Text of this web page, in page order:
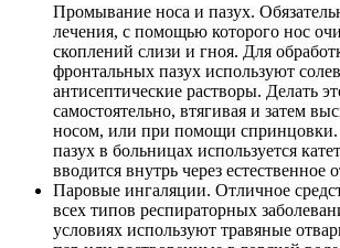
Промывание носа и пазух.
лечения, с помощью которого нос
скоплений слизи и гноя. Для
фронтальных пазух используют
антисептические растворы. Делать
самостоятельно, втягивая и затем
носом, или при помощи
пазух в больницах используется
вводится внутрь через естественное
Паровые ингаляции. Отличное
всех типов респираторных
условиях используют травяные